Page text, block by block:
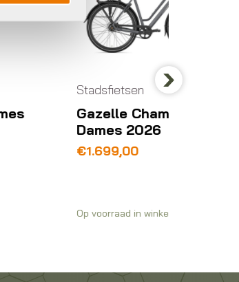
Gazelle Chamonix S11
Dames 2026
Op voorraad in winkel